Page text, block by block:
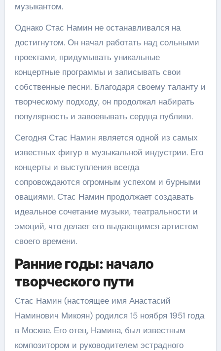
музыкантом.
Однако Стас Намин не останавливался на
достигнутом. Он начал работать над сольными
проектами, придумывать уникальные
концертные программы и записывать свои
собственные песни. Благодаря своему таланту и
творческому подходу, он продолжал набирать
популярность и завоевывать сердца публики.
Сегодня Стас Намин является одной из самых
известных фигур в музыкальной индустрии. Его
концерты и выступления всегда
сопровождаются огромным успехом и бурными
овациями. Стас Намин продолжает создавать
идеальное сочетание музыки, театральности и
эмоций, что делает его выдающимся артистом
своего времени.
Ранние годы: начало
творческого пути
Стас Намин (настоящее имя Анастасий
Наминович Микоян) родился 15 ноября 1951 года
в Москве. Его отец, Намина, был известным
композитором и руководителем эстрадного